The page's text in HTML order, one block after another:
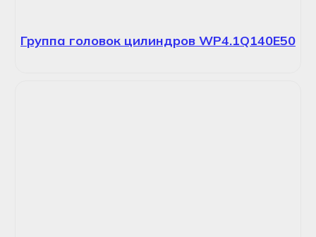
Группа головок цилиндров WP4.1Q140E50